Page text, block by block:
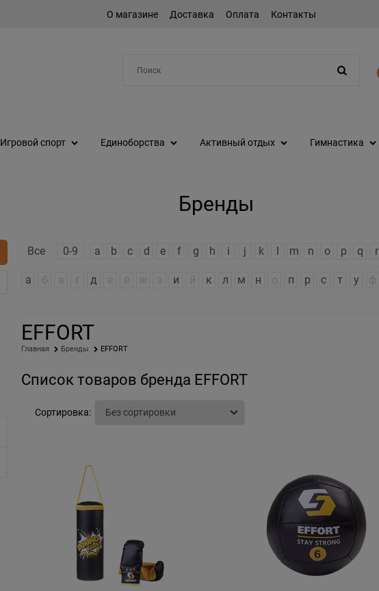
О магазине Доставка Оплата Контакты
Игровой спорт Единоборства Активный отдых Гимнастика
Бренды
Все 0-9 a b c d e f g h i j k m n o p q r
а д и к л м н п р с т у
EFFORT
Главная Бренды EFFORT
Список товаров бренда EFFORT
Сортировка: